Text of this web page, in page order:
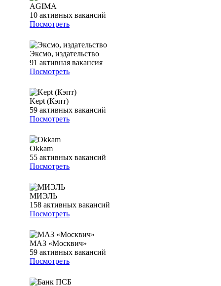
AGIMA
10 активных вакансий
Посмотреть
Эксмо, издательство
91 активная вакансия
Посмотреть
Kept (Кэпт)
59 активных вакансий
Посмотреть
Okkam
55 активных вакансий
Посмотреть
МИЭЛЬ
158 активных вакансий
Посмотреть
МАЗ «Москвич»
59 активных вакансий
Посмотреть